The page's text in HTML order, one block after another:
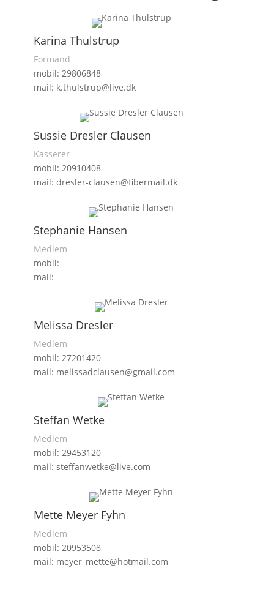
Karina Thulstrup
Formand
mobil: 29806848
mail: k.thulstrup@live.dk
Sussie Dresler Clausen
Kasserer
mobil: 20910408
mail: dresler-clausen@fibermail.dk
Stephanie Hansen
Medlem
mobil:
mail:
Melissa Dresler
Medlem
mobil: 27201420
mail: melissadclausen@gmail.com
Steffan Wetke
Medlem
mobil: 29453120
mail: steffanwetke@live.com
Mette Meyer Fyhn
Medlem
mobil: 20953508
mail: meyer_mette@hotmail.com